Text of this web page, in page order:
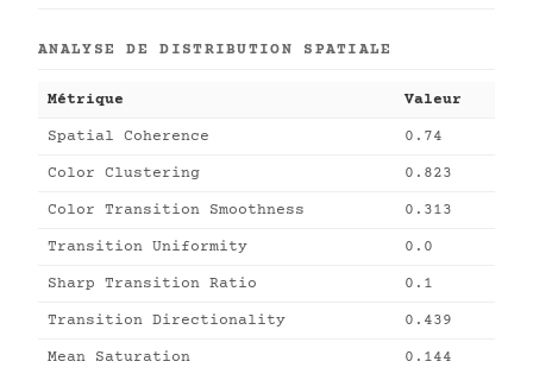
ANALYSE DE DISTRIBUTION SPATIALE
Métrique Valeur
Spatial Coherence 0.74
Color Clustering 0.823
Color Transition Smoothness 0.313
Transition Uniformity 0.0
Sharp Transition Ratio 0.1
Transition Directionality 0.439
Mean Saturation 0.144